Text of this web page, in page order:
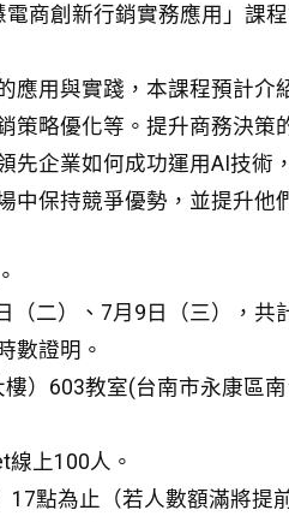
商創新行銷實務應用」課
應用與實踐，本課程預計介
策略優化等。提升商務決策
先企業如何成功運用AI技術
中保持競爭優勢，並提升他
（二）、7月9日（三），共
數證明。
）603教室(台南市永康區
上100人。
點為止（若人數額滿將提